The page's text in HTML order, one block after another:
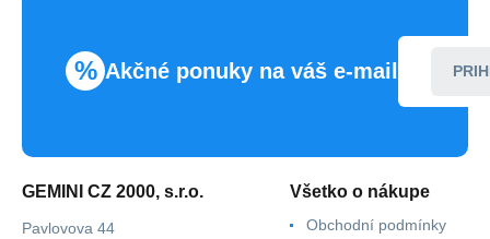
% Akčné ponuky na váš e-mail
GEMINI CZ 2000, s.r.o.
Pavlovova 44
Všetko o nákupe
Obchodní podmínky